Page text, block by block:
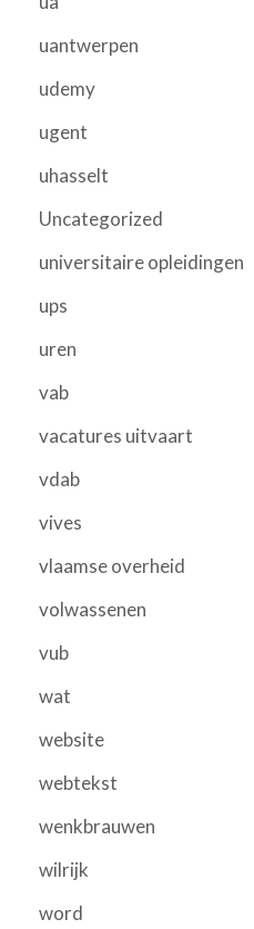
uantwerpen
udemy
ugent
uhasselt
Uncategorized
universitaire opleidingen
ups
uren
vab
vacatures uitvaart
vdab
vives
vlaamse overheid
volwassenen
vub
wat
website
webtekst
wenkbrauwen
wilrijk
word